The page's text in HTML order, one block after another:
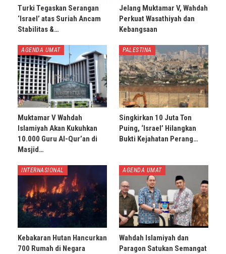
Turki Tegaskan Serangan
‘Israel’ atas Suriah Ancam
Stabilitas &…
Jelang Muktamar V, Wahdah
Perkuat Wasathiyah dan
Kebangsaan
AGENDA UMAT
Muktamar V Wahdah
Islamiyah Akan Kukuhkan
10.000 Guru Al-Qur’an di
Masjid…
PALESTINA
Singkirkan 10 Juta Ton
Puing, ‘Israel’ Hilangkan
Bukti Kejahatan Perang…
INTERNASIONAL
Kebakaran Hutan Hancurkan
700 Rumah di Negara
AGENDA UMAT
Wahdah Islamiyah dan
Paragon Satukan Semangat